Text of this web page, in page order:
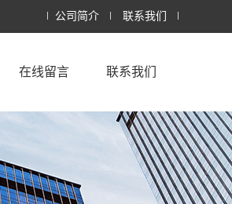
公司简介 联系我们
在线留言 联系我们